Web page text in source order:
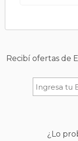
Recibí ofertas de
¿Lo